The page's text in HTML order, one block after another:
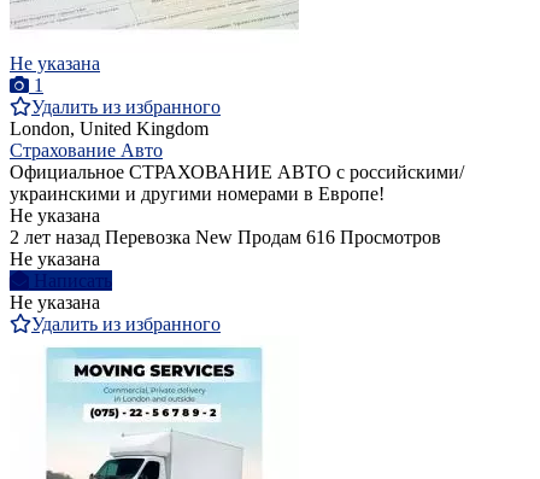
Не указана
1
Удалить из избранного
London, United Kingdom
Страхование Авто
Официальное СТРАХОВАНИЕ АВТО с российскими/
украинскими и другими номерами в Европе!
Не указана
2 лет назад Перевозка New Продам 616 Просмотров
Не указана
Написать
Не указана
Удалить из избранного